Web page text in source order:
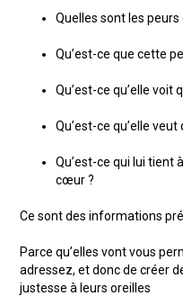
Quelles sont les peurs
Qu’est-ce que cette
Qu’est-ce qu’elle voit
Qu’est-ce qu’elle
Qu’est-ce qui lui tient
cœur ?
Ce sont des informations
Parce qu’elles vont vous
adressez, et donc de créer
justesse à leurs oreilles